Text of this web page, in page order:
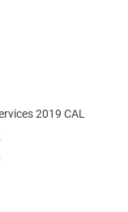
2019 CAL